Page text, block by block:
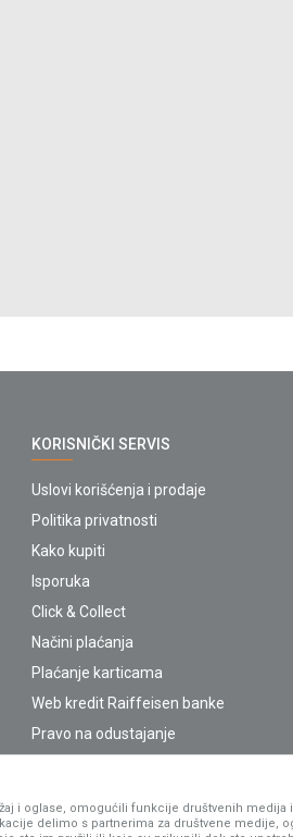
KORISNIČKI SERVIS
Uslovi korišćenja i prodaje
Politika privatnosti
Kako kupiti
Isporuka
Click & Collect
Načini plaćanja
Plaćanje karticama
Web kredit Raiffeisen banke
Pravo na odustajanje
Zamena artikala
i oglase, omogućili funkcije društvenih medija
delimo s partnerima za društvene medije,